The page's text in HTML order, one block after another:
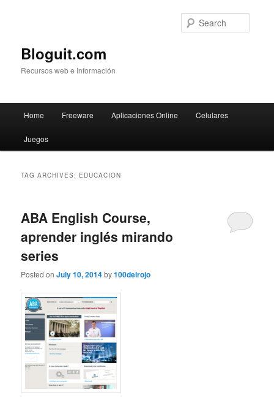
Bloguit.com
Recursos web e Información
Skip
to
Skip
to
Home Freeware Aplicaciones Online Celulares
Juegos
TAG ARCHIVES: EDUCACION
ABA English Course,
aprender inglés mirando
series
Posted onJuly 10, 2014by100delrojo